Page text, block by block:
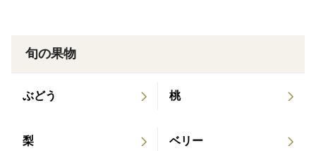
レットを同封しています。ぜひ参考にしてください。
れかで、お客様が選択できませんのでご了承ください。
シール」を貼れます。ご希望のされる場合は、特記事項
旬の果物
ぶどう 桃
梨 ベリー